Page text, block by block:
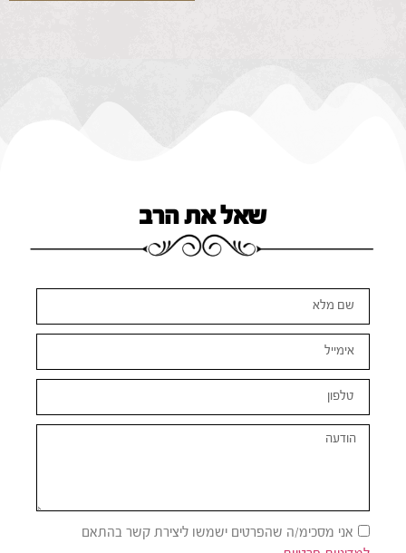
שאל את הרב
אני מסכימ/ה שהפרטים ישמשו ליצירת קשר בהתאם